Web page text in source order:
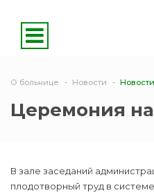
О больнице Новости
Церемония
В зале заседаний
плодотворный труд в